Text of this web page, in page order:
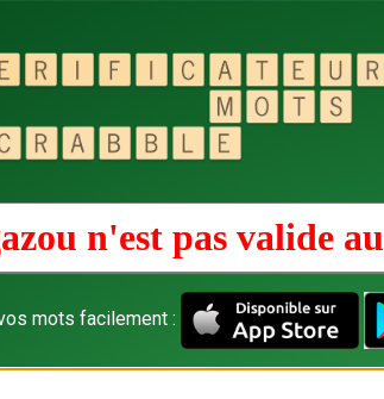
n'est pas valide au
mots facilement :